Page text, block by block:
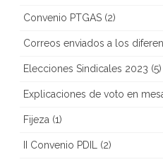
Convenio PTGAS (2)
Correos enviados a los
Elecciones Sindicales 2023 (5)
Explicaciones de voto en
Fijeza (1)
II Convenio PDIL (2)